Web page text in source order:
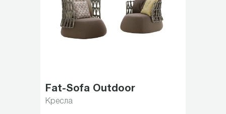
Fat-Sofa Outdoor
Кресла